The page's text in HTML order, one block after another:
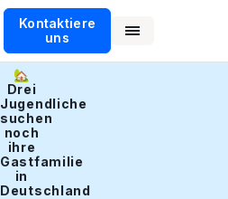
Kontaktiere
uns
🏡
Drei
Jugendliche
suchen
noch
ihre
Gastfamilie
in
Deutschland